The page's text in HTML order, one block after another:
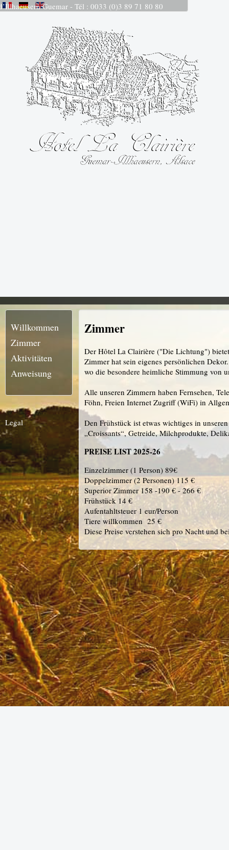
Willkommen
Zimmer
Aktivitäten
Anweisung
Zimmer
Der Hôtel La Clairière ("Die Lichtung")
Zimmer hat sein eigenes persönlichen
wo die besondere heimliche Stimmung von
Alle unseren Zimmern haben Fernsehen,
Föhn, Freien Internet Zugriff (WiFi) in
Den Frühstück ist etwas wichtiges in
„Croissants“, Getreide, Milchprodukte,
PREISE LIST 2025-26
Einzelzimmer (1 Person) 89€
Doppelzimmer (2 Personen) 115 €
Superior Zimmer 158 -190 € - 266 €
Frühstück 14 €
Aufentahltsteuer 1 eur/Person
Tiere willkommen 25 €
Diese Preise verstehen sich pro Nacht und
Legal
Guemar - Tél : 0033 (0)3 89 71 80 80